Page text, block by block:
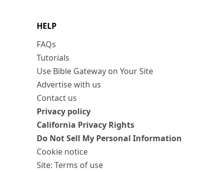
HELP
FAQs
Tutorials
Use Bible Gateway on Your Site
Advertise with us
Contact us
Privacy policy
California Privacy Rights
Do Not Sell My Personal Information
Cookie notice
Site: Terms of use